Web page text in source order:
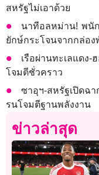
สหรัฐไม่เอาด้วย
นาทีอลหม่าน! พนัก
ยักษ์กระโจนจากกล่อ
เรือผ่านทะเลแดง
โจมตีชั่วคราว
ซาอุฯ-สหรัฐเปิดฉ
รนโจมตีฐานพลังงาน
ข่าวล่าสุด